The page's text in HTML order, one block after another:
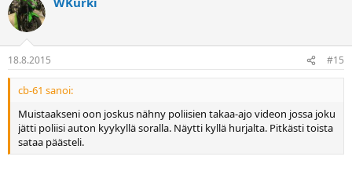
18.8.2015 #15
cb-61 sanoi:
Muistaakseni oon joskus nähny poliisien takaa-ajo videon jossa joku
jätti poliisi auton kyykyllä soralla. Näytti kyllä hurjalta. Pitkästi toista
sataa päästeli.